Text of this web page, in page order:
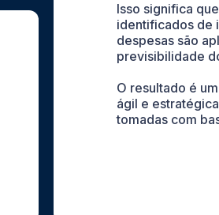
Isso significa
identificados de
despesas são
previsibilidade
O resultado é
ágil e
tomadas com